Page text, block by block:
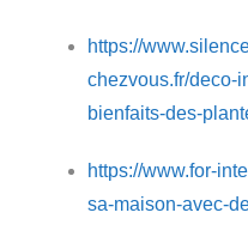
https://
chezvous.fr/deco-
bienfaits-des-
https://www.for-
sa-maison-avec-